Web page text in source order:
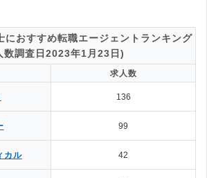
0
0
ストジョ
調査日
上部または下部に記載
におすすめ転職エージェントランキング
数調査日2023年1月23日)
求人数
136
99
カル 42